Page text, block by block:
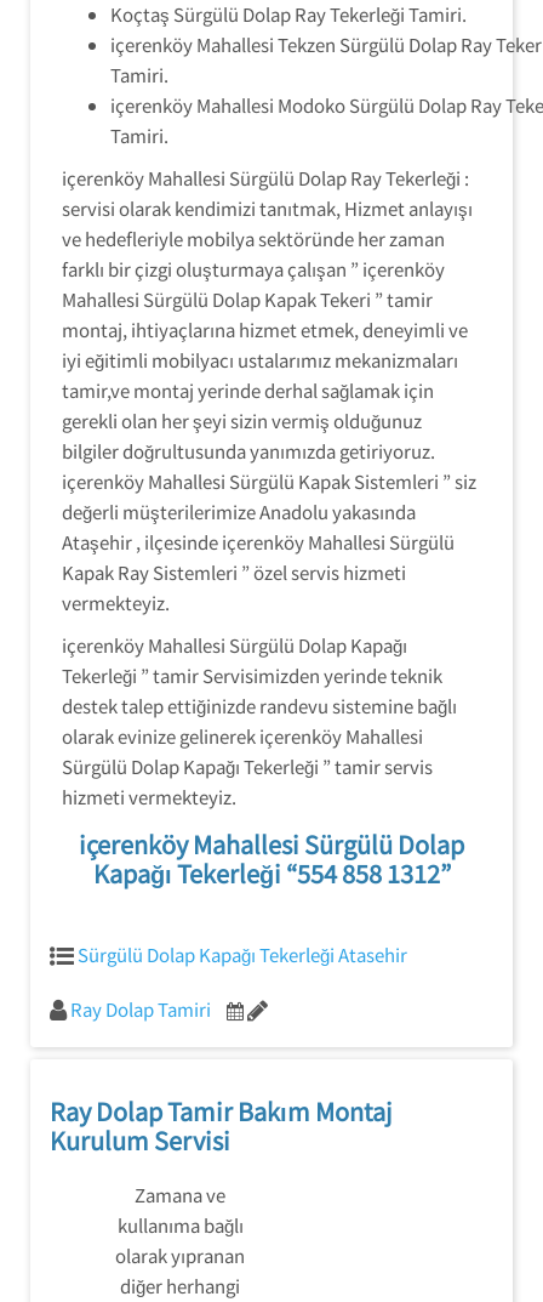
Koçtaş Sürgülü Dolap Ray Tekerleği Tamiri.
içerenköy Mahallesi Tekzen Sürgülü Dolap Ray
Tamiri.
içerenköy Mahallesi Modoko Sürgülü Dolap Ray
Tamiri.
içerenköy Mahallesi Sürgülü Dolap Ray Tekerleği :
servisi olarak kendimizi tanıtmak, Hizmet anlayışı
ve hedefleriyle mobilya sektöründe her zaman
farklı bir çizgi oluşturmaya çalışan ” içerenköy
Mahallesi Sürgülü Dolap Kapak Tekeri ” tamir
montaj, ihtiyaçlarına hizmet etmek, deneyimli ve
iyi eğitimli mobilyacı ustalarımız mekanizmaları
tamir,ve montaj yerinde derhal sağlamak için
gerekli olan her şeyi sizin vermiş olduğunuz
bilgiler doğrultusunda yanımızda getiriyoruz.
içerenköy Mahallesi Sürgülü Kapak Sistemleri ” siz
değerli müşterilerimize Anadolu yakasında
Ataşehir , ilçesinde içerenköy Mahallesi Sürgülü
Kapak Ray Sistemleri ” özel servis hizmeti
vermekteyiz.
içerenköy Mahallesi Sürgülü Dolap Kapağı
Tekerleği ” tamir Servisimizden yerinde teknik
destek talep ettiğinizde randevu sistemine bağlı
olarak evinize gelinerek içerenköy Mahallesi
Sürgülü Dolap Kapağı Tekerleği ” tamir servis
hizmeti vermekteyiz.
içerenköy Mahallesi Sürgülü Dolap
Kapağı Tekerleği “554 858 1312”
Sürgülü Dolap Kapağı Tekerleği Atasehir
Ray Dolap Tamiri
Ray Dolap Tamir Bakım Montaj
Kurulum Servisi
Zamana ve
kullanıma bağlı
olarak yıpranan
diğer herhangi